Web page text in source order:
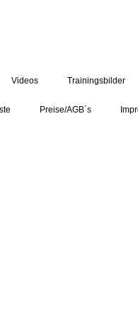
Videos Trainingsbilder
Preise/AGB´s